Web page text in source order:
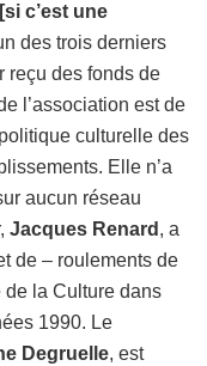
[si c’est une
des trois derniers
reçu des fonds de
l’association est de
culturelle des
Elle n’a
aucun réseau
Jacques Renard , a
de – roulements de
de la Culture dans
1990. Le
Degruelle, est